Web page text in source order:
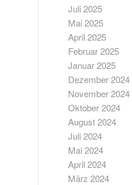
Juli 2025
Mai 2025
April 2025
Februar 2025
Januar 2025
Dezember 2024
November 2024
Oktober 2024
August 2024
Juli 2024
Mai 2024
April 2024
März 2024